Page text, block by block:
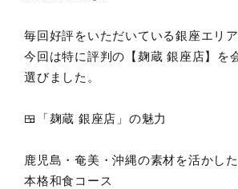
毎回好評をいただいている銀座エリア
今回は特に評判の【麹蔵 銀座店】を
選びました。
🍱「麹蔵 銀座店」の魅力
鹿児島・奄美・沖縄の素材を活かした
本格和食コース